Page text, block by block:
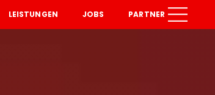
LEISTUNGEN JOBS PARTNER